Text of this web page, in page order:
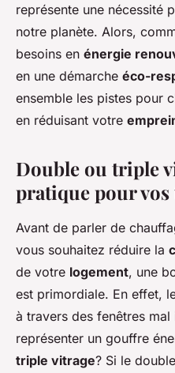
représente une nécessité
notre planète. Alors,
besoins en énergie
en une démarche éco-
ensemble les pistes pour
en réduisant votre
Double ou triple
pratique pour vos
Avant de parler de
vous souhaitez réduire la
de votre logement, une
est primordiale. En effet,
à travers des fenêtres mal
représenter un gouffre
triple vitrage? Si le